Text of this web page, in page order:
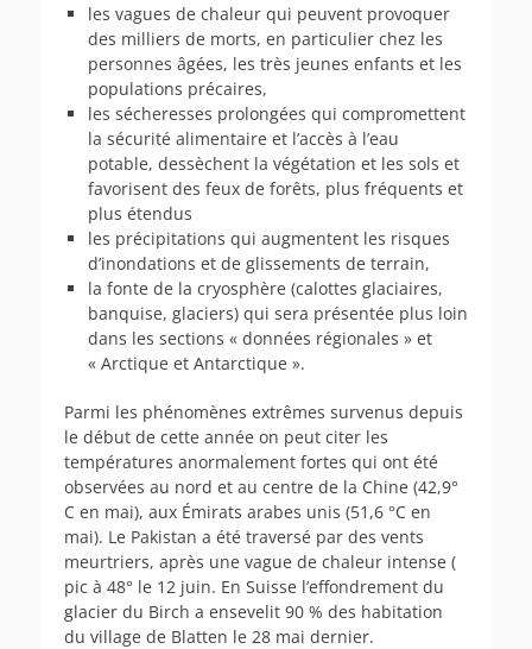
les vagues de chaleur qui peuvent provoquer
des milliers de morts, en particulier chez les
personnes âgées, les très jeunes enfants et les
populations précaires,
les sécheresses prolongées qui compromettent
la sécurité alimentaire et l’accès à l’eau
potable, dessèchent la végétation et les sols et
favorisent des feux de forêts, plus fréquents et
plus étendus
les précipitations qui augmentent les risques
d’inondations et de glissements de terrain,
la fonte de la cryosphère (calottes glaciaires,
banquise, glaciers) qui sera présentée plus loin
dans les sections « données régionales » et
« Arctique et Antarctique ».
Parmi les phénomènes extrêmes survenus depuis
le début de cette année on peut citer les
températures anormalement fortes qui ont été
observées au nord et au centre de la Chine (42,9°
C en mai), aux Émirats arabes unis (51,6 °C en
mai). Le Pakistan a été traversé par des vents
meurtriers, après une vague de chaleur intense (
pic à 48° le 12 juin. En Suisse l’effondrement du
glacier du Birch a ensevelit 90 % des habitation
du village de Blatten le 28 mai dernier.